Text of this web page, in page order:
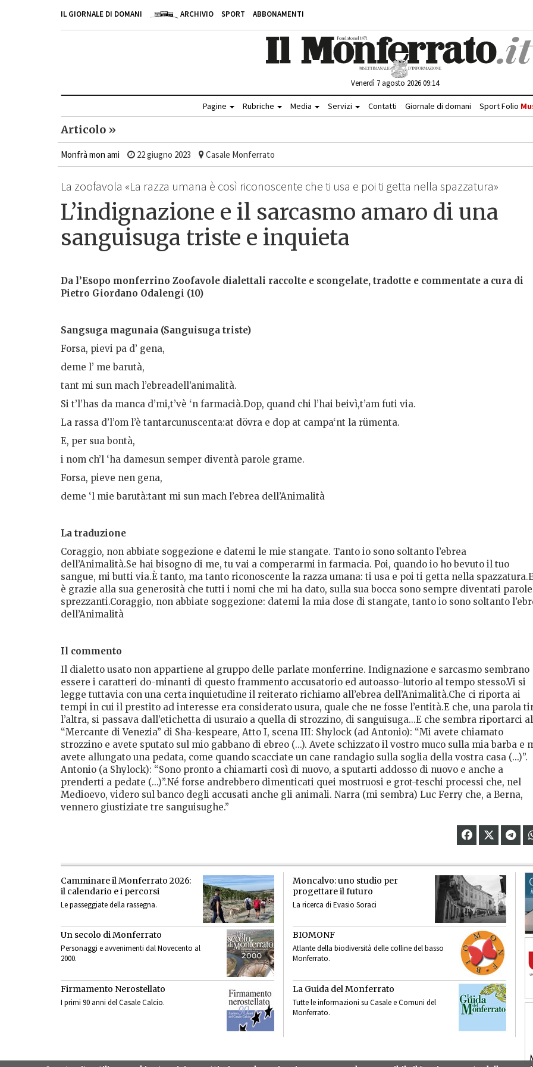
IL GIORNALE DI DOMANI ARCHIVIO SPORT ABBONAMENTI
Venerdì 7 agosto 2026 09:14
Pagine Rubriche Media Servizi Contatti Giornale di domani Sport Folio
Articolo »
Monfrà mon ami 22 giugno 2023 Casale Monferrato
La zoofavola «La razza umana è così riconoscente che ti usa e poi ti getta nella spazzatura»
L’indignazione e il sarcasmo amaro di una
sanguisuga triste e inquieta
Da l’Esopo monferrino Zoofavole dialettali raccolte e scongelate, tradotte e commentate a cura di
Pietro Giordano Odalengi (10)
Sangsuga magunaia (Sanguisuga triste)
Forsa, pievi pa d’ gena,
deme l’ me barutà,
tant mi sun mach l’ebreadell’animalità.
Si t’l’has da manca d’mi,t’vè ‘n farmacià.Dop, quand chi l’hai beivì,t’am futi via.
La rassa d’l’om l’è tantarcunuscenta:at dövra e dop at campa‘nt la rümenta.
E, per sua bontà,
i nom ch’l ‘ha damesun semper diventà parole grame.
Forsa, pieve nen gena,
deme ‘l mie barutà:tant mi sun mach l’ebrea dell’Animalità
La traduzione
Coraggio, non abbiate soggezione e datemi le mie stangate. Tanto io sono soltanto l’ebrea
dell’Animalità.Se hai bisogno di me, tu vai a comperarmi in farmacia. Poi, quando io ho bevuto il tuo
sangue, mi butti via.È tanto, ma tanto riconoscente la razza umana: ti usa e poi ti getta nella
è grazie alla sua generosità che tutti i nomi che mi ha dato, sulla sua bocca sono sempre diventati parole
sprezzanti.Coraggio, non abbiate soggezione: datemi la mia dose di stangate, tanto io sono soltanto
dell’Animalità
Il commento
Il dialetto usato non appartiene al gruppo delle parlate monferrine. Indignazione e sarcasmo sembrano
essere i caratteri do-minanti di questo frammento accusatorio ed autoasso-lutorio al tempo stesso.Vi si
legge tuttavia con una certa inquietudine il reiterato richiamo all’ebrea dell’Animalità.Che ci riporta ai
tempi in cui il prestito ad interesse era considerato usura, quale che ne fosse l’entità.E che, una parola
l’altra, si passava dall’etichetta di usuraio a quella di strozzino, di sanguisuga...E che sembra riportarci al
“Mercante di Venezia” di Sha-kespeare, Atto I, scena III: Shylock (ad Antonio): “Mi avete chiamato
strozzino e avete sputato sul mio gabbano di ebreo (...). Avete schizzato il vostro muco sulla mia barba e
avete allungato una pedata, come quando scacciate un cane randagio sulla soglia della vostra casa (...)”.
Antonio (a Shylock): “Sono pronto a chiamarti così di nuovo, a sputarti addosso di nuovo e anche a
prenderti a pedate (...)”.Né forse andrebbero dimenticati quei mostruosi e grot-teschi processi che, nel
Medioevo, videro sul banco degli accusati anche gli animali. Narra (mi sembra) Luc Ferry che, a Berna,
vennero giustiziate tre sanguisughe.”
Camminare il Monferrato 2026:
il calendario e i percorsi
Le passeggiate della rassegna.
Un secolo di Monferrato
Personaggi e avvenimenti dal Novecento al
2000.
Firmamento Nerostellato
I primi 90 anni del Casale Calcio.
Moncalvo: uno studio per
progettare il futuro
La ricerca di Evasio Soraci
BIOMONF
Atlante della biodiversità delle colline del basso
Monferrato.
La Guida del Monferrato
Tutte le informazioni su Casale e Comuni del
Monferrato.